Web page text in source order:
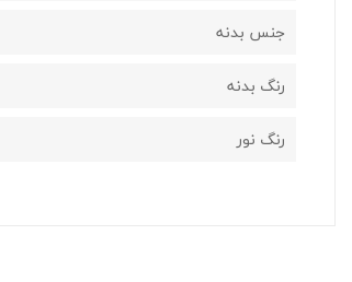
جنس بدنه
رنگ بدنه
رنگ نور